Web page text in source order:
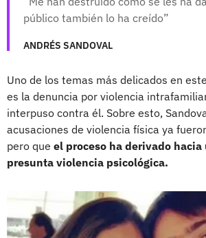
público también lo ha creído
ANDRÉS SANDOVAL
Uno de los temas más delicados en
es la denuncia por violencia
interpuso contra él. Sobre esto,
acusaciones de violencia física ya
pero que el proceso ha derivado hacia
presunta violencia psicológica.